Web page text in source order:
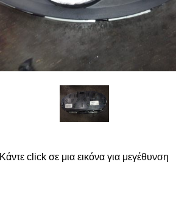
Κάντε click σε μια εικόνα για μεγέθυνση